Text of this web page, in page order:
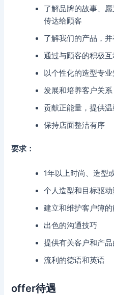
了解品牌的故事、
传达给顾客
了解我们的产品，
通过与顾客的积极
以个性化的造型专
发展和培养客户关系
贡献正能量，提供
保持店面整洁有序
要求：
1年以上时尚、造型
个人造型和目标驱
建立和维护客户簿的
出色的沟通技巧
提供有关客户和产
流利的德语和英语
offer待遇